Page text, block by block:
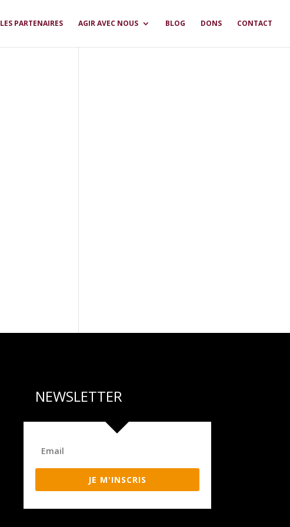
LES PARTENAIRES AGIR AVEC NOUS BLOG DONS CONTACT
NEWSLETTER
JE M'INSCRIS